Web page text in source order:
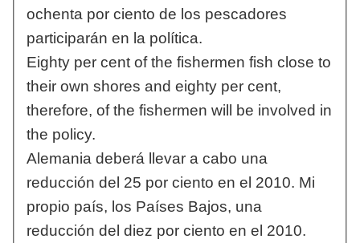
ochenta por ciento de los pescadores
participarán en la política.
Eighty per cent of the fishermen fish close to
their own shores and eighty per cent,
therefore, of the fishermen will be involved in
the policy.
Alemania deberá llevar a cabo una
reducción del 25 por ciento en el 2010. Mi
propio país, los Países Bajos, una
reducción del diez por ciento en el 2010.